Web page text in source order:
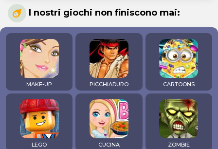
I nostri giochi non finiscono mai:
MAKE-UP PICCHIADURO CARTOONS
LEGO CUCINA ZOMBIE